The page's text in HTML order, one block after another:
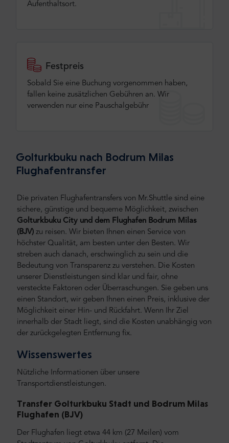
Aufenthaltsort.
Festpreis
Sobald Sie eine Buchung vorgenommen haben,
fallen keine zusätzlichen Gebühren an. Wir
verwenden nur eine Pauschalgebühr
Golturkbuku nach Bodrum Milas
Flughafentransfer
Die privaten Flughafentransfers von Mr.Shuttle sind eine
sichere, günstige und bequeme Möglichkeit, zwischen
Golturkbuku City und dem Flughafen Bodrum Milas
(BJV) zu reisen. Wir bieten Ihnen einen Service von
höchster Qualität, am besten unter den Besten. Wir
streben auch danach, erschwinglich zu sein und die
Bedeutung von Transparenz zu verstehen. Die Kosten
unserer Dienstleistungen sind klar und fair, ohne
versteckte Faktoren oder Überraschungen. Sie geben uns
einen Standort, wir geben Ihnen einen Preis, inklusive der
Möglichkeit einer Hin- und Rückfahrt. Wenn Ihr Ziel
innerhalb der Stadt liegt, sind die Kosten unabhängig von
der zurückgelegten Entfernung fix.
Wissenswertes
Nützliche Informationen über unsere
Transportdienstleistungen.
Transfer Golturkbuku Stadt und Bodrum Milas
Flughafen (BJV)
Der Flughafen liegt etwa 44 km (27 Meilen) vom